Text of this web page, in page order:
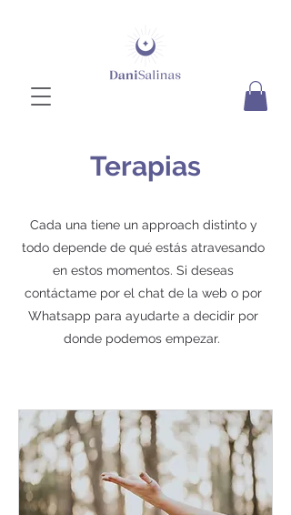
Terapias
Cada una tiene un approach distinto y
todo depende de qué estás atravesando
en estos momentos. Si deseas
contáctame por el chat de la web o por
Whatsapp para ayudarte a decidir por
donde podemos empezar.